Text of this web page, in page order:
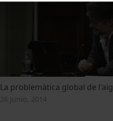
La problemàtica global de
26 Junio, 2014